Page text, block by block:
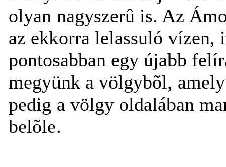
olyan nagyszerû is. Az
az ekkorra lelassuló
pontosabban egy újabb
megyünk a völgybõl,
pedig a völgy oldalában
belõle.